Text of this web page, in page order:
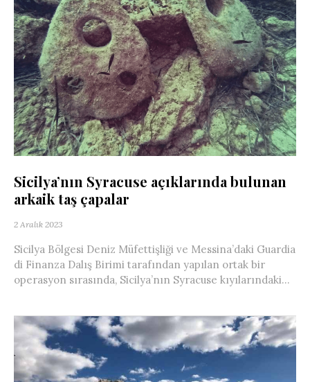
Sicilya’nın Syracuse açıklarında bulunan
arkaik taş çapalar
2 Aralık 2023
Sicilya Bölgesi Deniz Müfettişliği ve Messina’daki Guardia
di Finanza Dalış Birimi tarafından yapılan ortak bir
operasyon sırasında, Sicilya’nın Syracuse kıyılarındaki...